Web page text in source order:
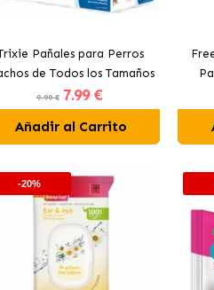
Pañales para Perros
de Todos los Tamaños
12 Unidades
9.99 € 7.99 €
Añadir al Carrito
-20%